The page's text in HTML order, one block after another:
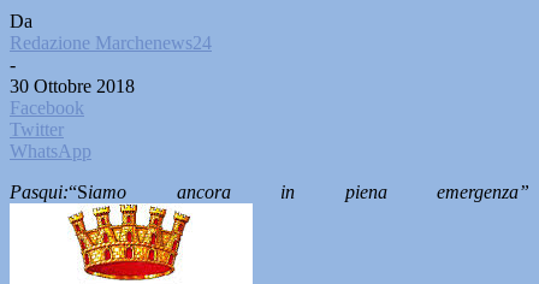
Da
Redazione Marchenews24
-
30 Ottobre 2018
Facebook
Twitter
WhatsApp
Pasqui:“Siamo ancora in piena emergenza”